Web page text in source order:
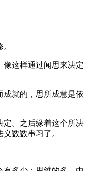
这样通过闻思来决定
就的，思所成慧是依
。之后缘着这个所决
数数串习了。